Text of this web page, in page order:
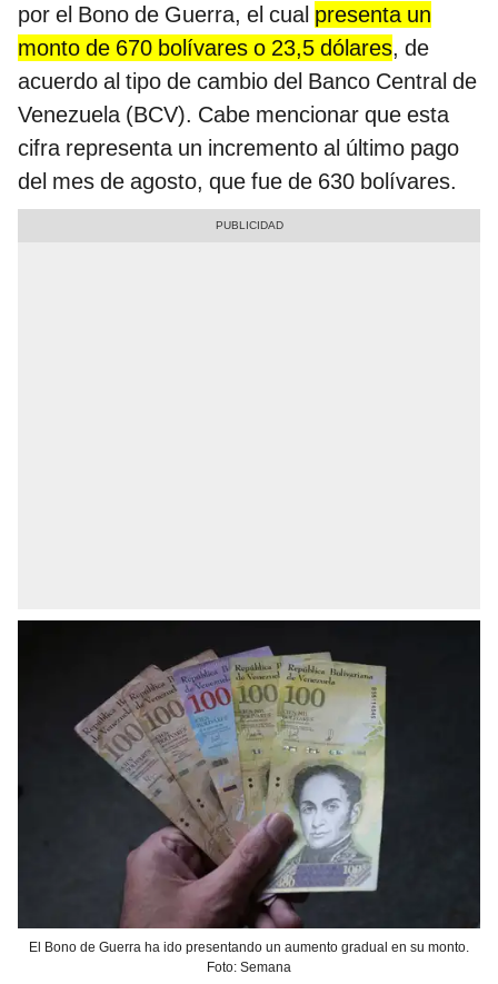
por el Bono de Guerra, el cual presenta un
monto de 670 bolívares o 23,5 dólares, de
acuerdo al tipo de cambio del Banco Central de
Venezuela (BCV). Cabe mencionar que esta
cifra representa un incremento al último pago
del mes de agosto, que fue de 630 bolívares.
El Bono de Guerra ha ido presentando un aumento gradual en su monto.
Foto: Semana